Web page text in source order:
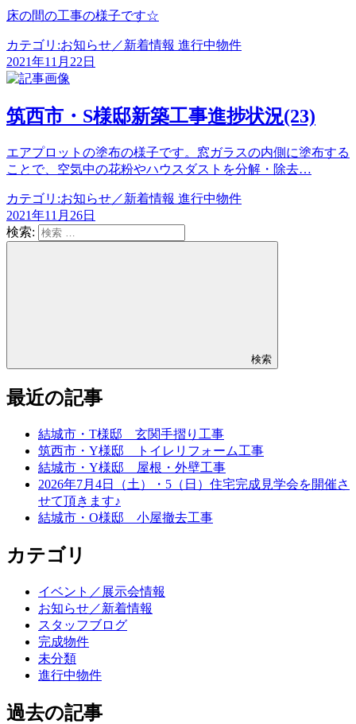
床の間の工事の様子です☆
カテゴリ:お知らせ／新着情報 進行中物件
2021年11月22日
筑西市・S様邸新築工事進捗状況(23)
エアプロットの塗布の様子です。窓ガラスの内側に塗布する
ことで、空気中の花粉やハウスダストを分解・除去…
カテゴリ:お知らせ／新着情報 進行中物件
2021年11月26日
検索:
検索
最近の記事
結城市・T様邸 玄関手摺り工事
筑西市・Y様邸 トイレリフォーム工事
結城市・Y様邸 屋根・外壁工事
2026年7月4日（土）・5（日）住宅完成見学会を開催さ
せて頂きます♪
結城市・O様邸 小屋撤去工事
カテゴリ
イベント／展示会情報
お知らせ／新着情報
スタッフブログ
完成物件
未分類
進行中物件
過去の記事